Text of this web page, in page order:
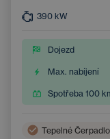
390 kW
Dojezd
Max. nabíjení
Spotřeba 100
Tepelné Čerpadlo